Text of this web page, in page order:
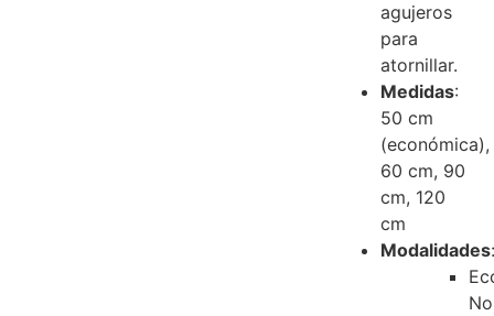
agujeros
para
atornillar.
Medidas:
50 cm
(económica),
60 cm, 90
cm, 120
cm
Modalidades
No